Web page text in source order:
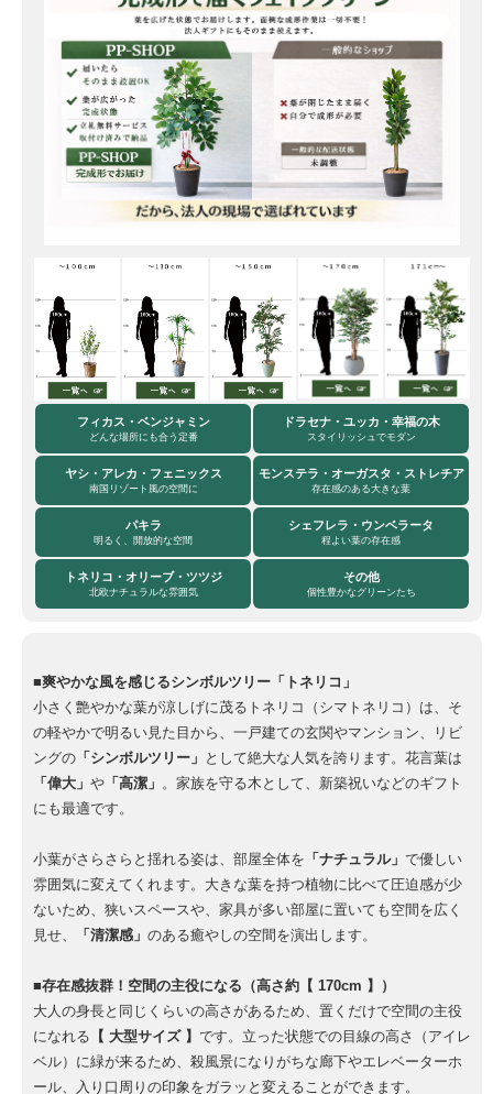
フィカス・ベンジャミン
どんな場所にも合う定番
ドラセナ・ユッカ・幸福の木
スタイリッシュでモダン
ヤシ・アレカ・フェニックス
南国リゾート風の空間に
モンステラ・オーガスタ・ストレチア
存在感のある大きな葉
パキラ
明るく、開放的な空間
シェフレラ・ウンベラータ
程よい葉の存在感
トネリコ・オリーブ・ツツジ
北欧ナチュラルな雰囲気
その他
個性豊かなグリーンたち
■爽やかな風を感じるシンボルツリー「トネリコ」
小さく艶やかな葉が涼しげに茂るトネリコ（シマトネリコ）は、そ
の軽やかで明るい見た目から、一戸建ての玄関やマンション、リビ
ングの 「シンボルツリー」 として絶大な人気を誇ります。花言葉は
「偉大」 や 「高潔」 。家族を守る木として、新築祝いなどのギフト
にも最適です。
小葉がさらさらと揺れる姿は、部屋全体を 「ナチュラル」 で優しい
雰囲気に変えてくれます。大きな葉を持つ植物に比べて圧迫感が少
ないため、狭いスペースや、家具が多い部屋に置いても空間を広く
見せ、
「清潔感」 のある癒やしの空間を演出します。
■存在感抜群！空間の主役になる（高さ約【 170cm 】）
大人の身長と同じくらいの高さがあるため、置くだけで空間の主役
になれる 【 大型サイズ 】 です。立った状態での目線の高さ（アイレ
ベル）に緑が来るため、殺風景になりがちな廊下やエレベーターホ
ール、入り口周りの印象をガラッと変えることができます。